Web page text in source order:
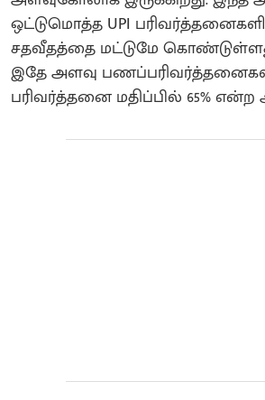
ஒட்டுமொத்த UPI
சதவீதத்தை மட்டுமே
இதே அளவு
பரிவர்த்தனை மதிப்பில் 65%